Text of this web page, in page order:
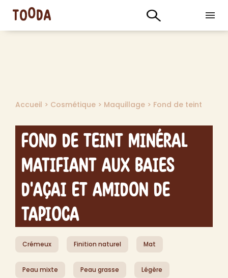
Accueil > Cosmétique > Maquillage > Fond de teint
Fond de Teint Minéral
Matifiant aux Baies
d'Açai et Amidon de
Tapioca
Crémeux Finition naturel Mat
Peau mixte Peau grasse Légère